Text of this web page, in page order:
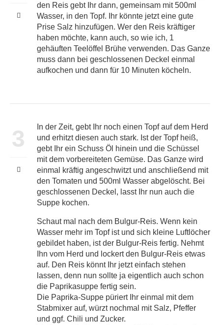
den Reis gebt Ihr dann, gemeinsam mit 500ml
Wasser, in den Topf. Ihr könnte jetzt eine gute
Prise Salz hinzufügen. Wer den Reis kräftiger
haben möchte, kann auch, so wie ich, 1
gehäuften Teelöffel Brühe verwenden. Das Ganze
muss dann bei geschlossenen Deckel einmal
aufkochen und dann für 10 Minuten köcheln.
3
In der Zeit, gebt Ihr noch einen Topf auf dem Herd
und erhitzt diesen auch stark. Ist der Topf heiß,
gebt Ihr ein Schuss Öl hinein und die Schüssel
mit dem vorbereiteten Gemüse. Das Ganze wird
einmal kräftig angeschwitzt und anschließend mit
den Tomaten und 500ml Wasser abgelöscht. Bei
geschlossenen Deckel, lasst Ihr nun auch die
Suppe kochen.
Schaut mal nach dem Bulgur-Reis. Wenn kein
Wasser mehr im Topf ist und sich kleine Luftlöcher
gebildet haben, ist der Bulgur-Reis fertig. Nehmt
Ihn vom Herd und lockert den Bulgur-Reis etwas
auf. Den Reis könnt Ihr jetzt einfach stehen
lassen, denn nun sollte ja eigentlich auch schon
die Paprikasuppe fertig sein.
Die Paprika-Suppe püriert Ihr einmal mit dem
Stabmixer auf, würzt nochmal mit Salz, Pfeffer
und ggf. Chili und Zucker.